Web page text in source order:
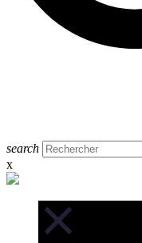
search
x